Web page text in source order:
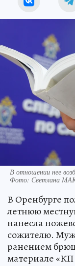
В отношении нее
Фото: Светлана
В Оренбурге
летнюю
нанесла
сожителю.
ранением
материале